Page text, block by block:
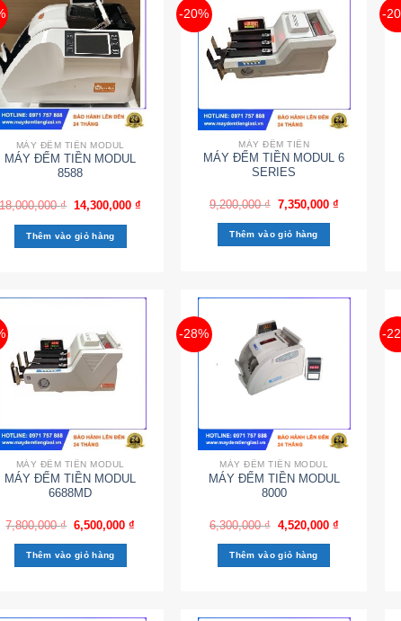
MÁY ĐẾM TIỀN MODUL
MÁY ĐẾM TIỀN MODUL
8588
18,000,000₫ 14,300,000₫
Thêm vào giỏ hàng
-20%
MÁY ĐẾM TIỀN
MÁY ĐẾM TIỀN MODUL 6
SERIES
9,200,000₫ 7,350,000 ₫
Thêm vào giỏ hàng
-
MÁY ĐẾM TIỀN MODUL
MÁY ĐẾM TIỀN MODUL
6688MD
7,800,000₫ 6,500,000₫
Thêm vào giỏ hàng
-28%
MÁY ĐẾM TIỀN MODUL
MÁY ĐẾM TIỀN MODUL
8000
6,300,000₫ 4,520,000 ₫
Thêm vào giỏ hàng
-